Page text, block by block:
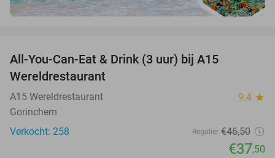
All-You-Can-Eat & Drink (3 uur) bij A15
Wereldrestaurant
A15 Wereldrestaurant 9.4 star
Gorinchem
Verkocht: 258
Regulier €46,50
€37,50